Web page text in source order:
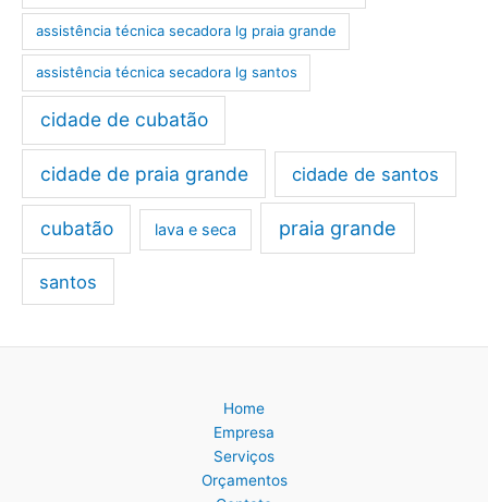
assistência técnica secadora lg praia grande
assistência técnica secadora lg santos
cidade de cubatão
cidade de praia grande cidade de santos
cubatão lava e seca praia grande
santos
Home
Empresa
Serviços
Orçamentos